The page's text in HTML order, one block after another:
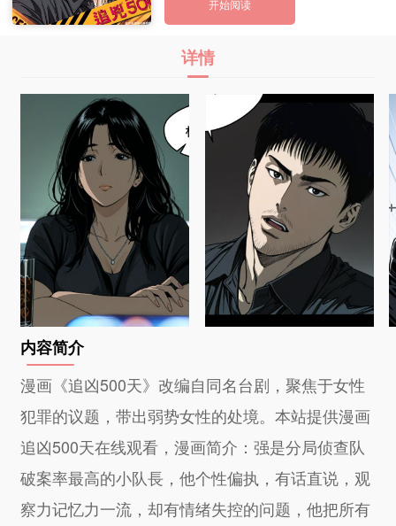
开始阅读
详情
内容简介
漫画《追凶500天》改编自同名台剧，聚焦于女性
犯罪的议题，带出弱势女性的处境。本站提供漫画
追凶500天在线观看，漫画简介：强是分局侦查队
破案率最高的小队⻑，他个性偏执，有话直说，观
察力记忆力一流，却有情绪失控的问题，他把所有